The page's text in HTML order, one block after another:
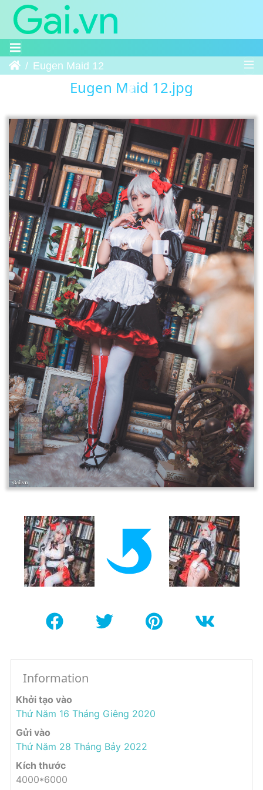
Trang chủEugen Maid 12
Eugen Maid 12.jpg
Information
Khởi tạo vào
Thứ Năm 16 Tháng Giêng 2020
Gửi vào
Thứ Năm 28 Tháng Bảy 2022
Kích thước
4000*6000